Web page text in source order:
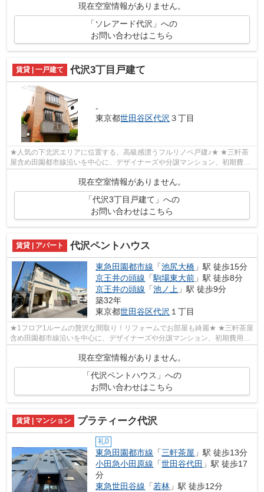
現在空室情報がありません。
「ソレアード代沢」への
お問い合わせはこちら
賃貸 | 一戸建て 代沢3丁目戸建て
-
東京都世田谷区代沢 ３丁目
★人気の下北沢エリアに位置する、高級感漂うフルリノベ戸建♪★ ★三軒茶
屋含め田園都市線沿いを中心に、デザイナーズや分譲マンション、初期費用
現在空室情報がありません。
「代沢3丁目戸建て」への
お問い合わせはこちら
賃貸 | アパート 代沢ペントハウス
東急田園都市線 「池尻大橋 」駅 徒歩15分
京王井の頭線 「駒場東大前 」駅 徒歩8分
京王井の頭線 「池ノ上 」駅 徒歩9分
築32年
東京都世田谷区代沢 １丁目
★1フロア1ルームの贅沢な間取り！リフォームでお部屋も綺麗★ ★三軒茶屋
含め田園都市線沿いを中心に、デザイナーズや分譲マンション、初期費用を
抑えた部屋探しはぜひ当社にお任せくだ...
現在空室情報がありません。
「代沢ペントハウス」への
お問い合わせはこちら
賃貸 | マンション プラティーク代沢
礼0
東急田園都市線 「三軒茶屋 」駅 徒歩13分
小田急小田原線 「世田谷代田 」駅 徒歩17
分
東急世田谷線 「若林 」駅 徒歩12分